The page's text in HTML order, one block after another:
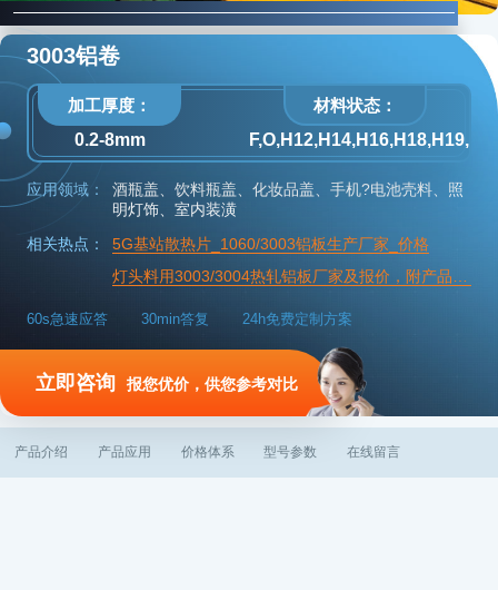
3003铝卷
加工厚度：
0.2-8mm
材料状态：
应用领域：
酒瓶盖、饮料瓶盖、化妆品盖、手机?电池壳料、照
明灯饰、室内装潢
相关热点：
5G基站散热片_1060/3003铝板生产厂家_价格
灯头料用3003/3004热轧铝板厂家及报价，附产品规格参数
60s急速应答 30min答复 24h免费定制方案
立即咨询 报您优价，供您参考对比
产品介绍 产品应用 价格体系 型号参数 在线留言